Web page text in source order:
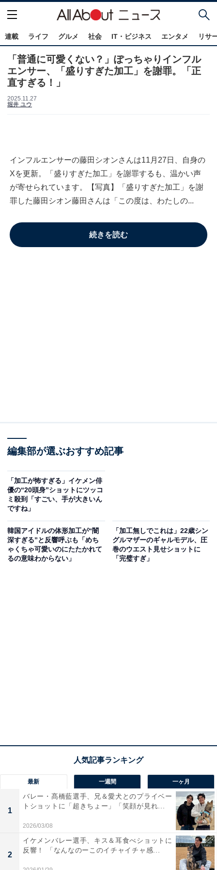
連載 ライフ グルメ 社会 IT・ビジネス エンタメ リサ
「普通に可愛くない？」ぽっちゃりインフル
エンサー、「盛りすぎた加工」を謝罪。「正
直すぎる！」
2025.11.27
堀井 ユウ
インフルエンサーの藤田シオンさんは11月27日、自身の
Xを更新。「盛りすぎた加工」を謝罪するも、温かい声
が寄せられています。【写真】「盛りすぎた加工」を謝
罪した藤田シオン藤田さんは「この度は、わたしの...
続きを読む
編集部が選ぶおすすめ記事
「加工が怖すぎる」イケメン俳
優の“20頭身”ショットにツッコ
ミ殺到「すごい、手が大きいん
ですね」
韓国アイドルの体形加工が“闇
深すぎる”と反響呼ぶも「めち
ゃくちゃ可愛いのにたたかれて
るの意味わからない」
「加工無しでこれは」22歳シン
グルマザーのギャルモデル、圧
巻のウエスト見せショットに
「完璧すぎ」
最新 一週間 一ヶ月
1
バレー・髙橋藍選手、兄＆愛犬とのプライベー
トショットに「超きちょー」「笑顔が見れ...
2026/03/08
2
イケメンバレー選手、キス＆耳食べショットに
反響！ 「なんなのーこのイチャイチャ感...